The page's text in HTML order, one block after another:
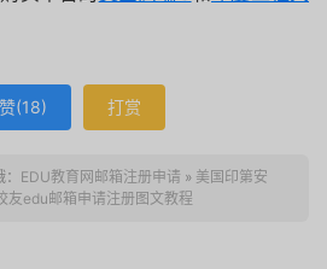
赞(18) 打赏
EDU教育网邮箱注册申请 » 美国印第安
友edu邮箱申请注册图文教程